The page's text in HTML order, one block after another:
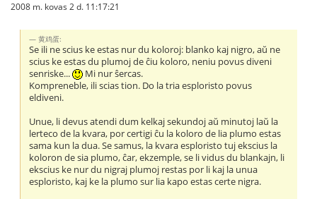
2008 m. kovas 2 d. 11:17:21
黄鸡蛋:
Se ili ne scius ke estas nur du koloroj: blanko kaj nigro, aŭ ne
scius ke estas du plumoj de ĉiu koloro, neniu povus diveni
senriske...
Mi nur ŝercas.
Kompreneble, ili scias tion. Do la tria esploristo povus
eldiveni.
Unue, li devus atendi dum kelkaj sekundoj aŭ minutoj laŭ la
lerteco de la kvara, por certigi ĉu la koloro de lia plumo estas
sama kun la dua. Se samus, la kvara esploristo tuj ekscius la
koloron de sia plumo, ĉar, ekzemple, se li vidus du blankajn, li
ekscius ke nur du nigraj plumoj restas por li kaj la unua
esploristo, kaj ke la plumo sur lia kapo estas certe nigra.